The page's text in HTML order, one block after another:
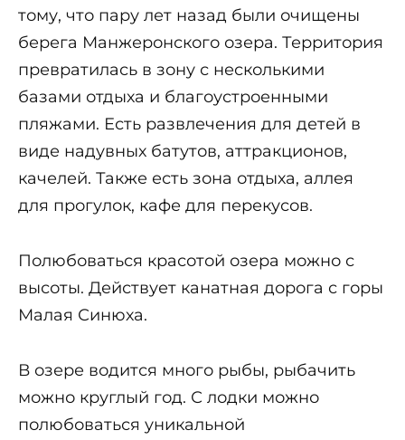
тому, что пару лет назад были очищены
берега Манжеронского озера. Территория
превратилась в зону с несколькими
базами отдыха и благоустроенными
пляжами. Есть развлечения для детей в
виде надувных батутов, аттракционов,
качелей. Также есть зона отдыха, аллея
для прогулок, кафе для перекусов.
Полюбоваться красотой озера можно с
высоты. Действует канатная дорога с горы
Малая Синюха.
В озере водится много рыбы, рыбачить
можно круглый год. С лодки можно
полюбоваться уникальной